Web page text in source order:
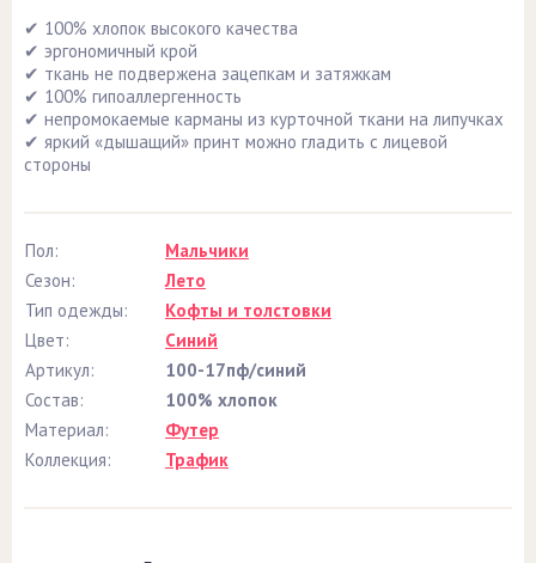
✔ 100% хлопок высокого качества
✔ эргономичный крой
✔ ткань не подвержена зацепкам и затяжкам
✔ 100% гипоаллергенность
✔ непромокаемые карманы из курточной ткани на липучках
✔ яркий «дышащий» принт можно гладить с лицевой
стороны
Пол:
Мальчики
Сезон:
Лето
Тип одежды:
Кофты и толстовки
Цвет:
Синий
Артикул:
100-17пф/синий
Состав:
100% хлопок
Материал:
Футер
Коллекция:
Трафик